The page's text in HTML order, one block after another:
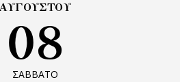
08
ΣΑΒΒΑΤΟ